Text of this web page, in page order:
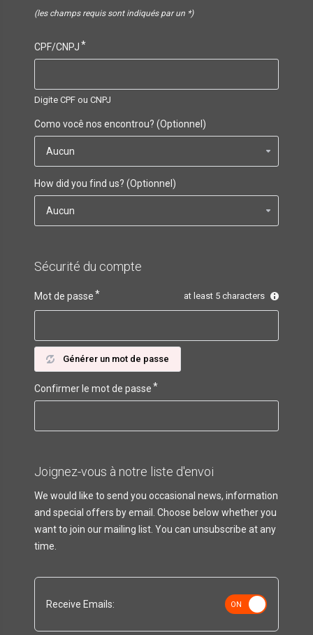
(les champs requis sont indiqués par un *)
CPF/CNPJ
Digite CPF ou CNPJ
Como você nos encontrou? (Optionnel)
How did you find us? (Optionnel)
Sécurité du compte
Mot de passe at least 5 characters
Générer un mot de passe
Confirmer le mot de passe
Joignez-vous à notre liste d'envoi
We would like to send you occasional news, information
and special offers by email. Choose below whether you
want to join our mailing list. You can unsubscribe at any
time.
Receive Emails: